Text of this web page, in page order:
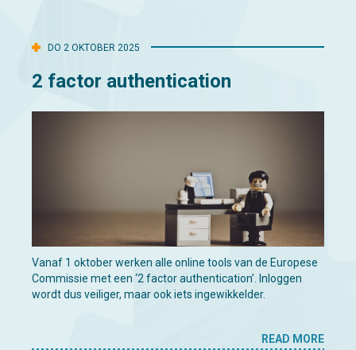
DO 2 OKTOBER 2025
2 factor authentication
Vanaf 1 oktober werken alle online tools van de Europese
Commissie met een ‘2 factor authentication’. Inloggen
wordt dus veiliger, maar ook iets ingewikkelder.
READ MORE